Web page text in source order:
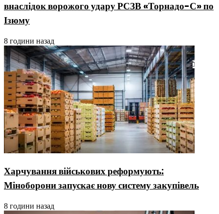
внаслідок ворожого удару РСЗВ «Торнадо-С» по
Ізюму
8 години назад
Харчування військових реформують:
Міноборони запускає нову систему закупівель
8 години назад